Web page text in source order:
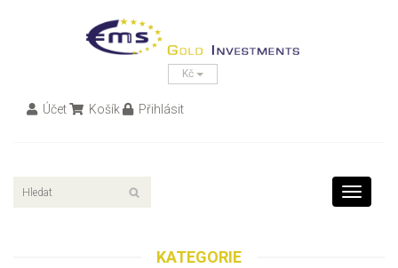
Kč
Účet Košík Přihlásit
Toggle
KATEGORIE